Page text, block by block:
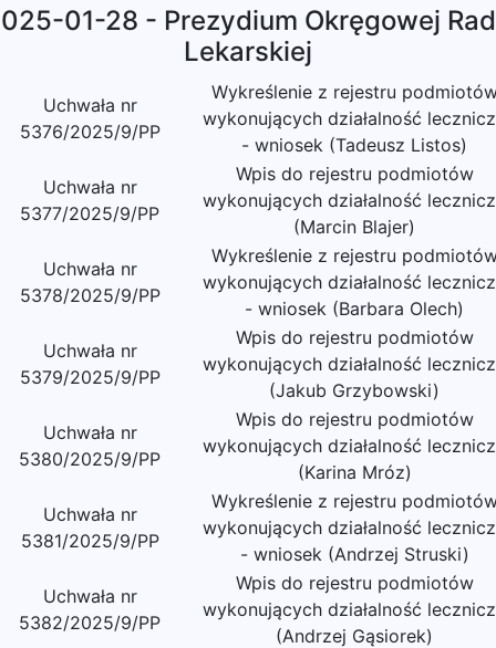
01-28 - Prezydium Okręgowej
Lekarskiej
Uchwała nr
5376/2025/9/PP
Wykreślenie z rejestru
wykonujących działalność
- wniosek (Tadeusz Listos)
Uchwała nr
5377/2025/9/PP
Wpis do rejestru podmiotów
wykonujących działalność
(Marcin Blajer)
Uchwała nr
5378/2025/9/PP
Wykreślenie z rejestru
wykonujących działalność
- wniosek (Barbara Olech)
Uchwała nr
5379/2025/9/PP
Wpis do rejestru podmiotów
wykonujących działalność
(Jakub Grzybowski)
Uchwała nr
5380/2025/9/PP
Wpis do rejestru podmiotów
wykonujących działalność
(Karina Mróz)
Uchwała nr
5381/2025/9/PP
Wykreślenie z rejestru
wykonujących działalność
- wniosek (Andrzej Struski)
Uchwała nr
5382/2025/9/PP
Wpis do rejestru podmiotów
wykonujących działalność
(Andrzej Gąsiorek)